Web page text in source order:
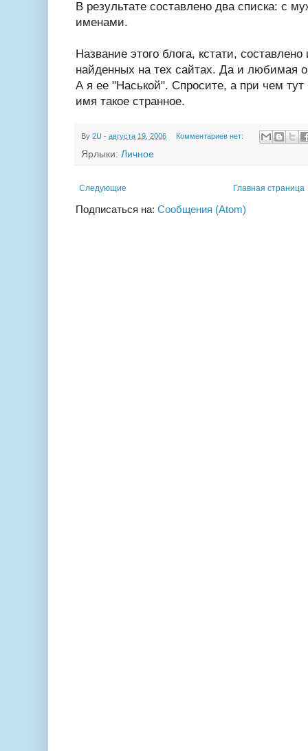
В результате составлено два списка: с
именами.
Название этого блога, кстати,
найденных на тех сайтах. Да и любимая
А я ее "Наськой". Спросите, а при чем
имя такое странное.
By 2U - августа 19, 2006 Комментариев нет:
Ярлыки: Личное
Следующие Главная страница
Подписаться на: Сообщения (Atom)